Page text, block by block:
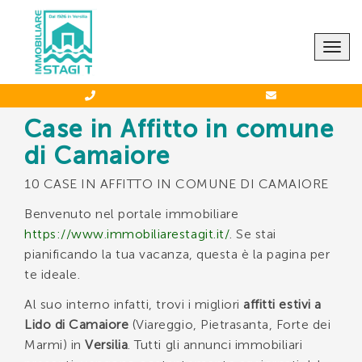
Case in Affitto in comune
di Camaiore
10 CASE IN AFFITTO IN COMUNE DI CAMAIORE
Benvenuto nel portale immobiliare
https://www.immobiliarestagit.it/. Se stai
pianificando la tua vacanza, questa è la pagina per
te ideale.
Al suo interno infatti, trovi i migliori affitti estivi a
Lido di Camaiore (Viareggio, Pietrasanta, Forte dei
Marmi) inVersilia. Tutti gli annunci immobiliari
CONTATTACI
Agenzia STAGI T.
0584 66039 - 388 5744349
*Il tuo indirizzo Email